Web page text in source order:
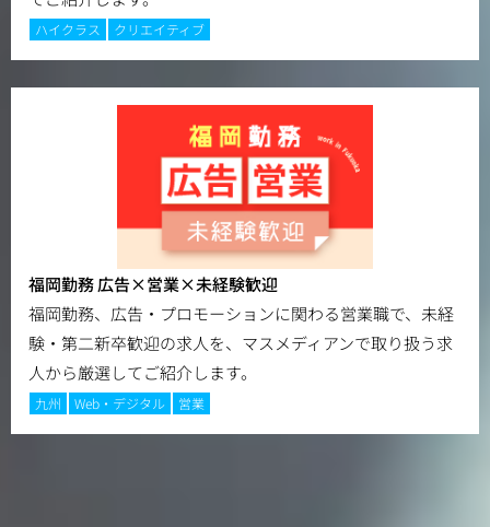
ハイクラス クリエイティブ
福岡勤務 広告×営業×未経験歓迎
福岡勤務、広告・プロモーションに関わる営業職で、未経
験・第二新卒歓迎の求人を、マスメディアンで取り扱う求
人から厳選してご紹介します。
九州 Web・デジタル 営業